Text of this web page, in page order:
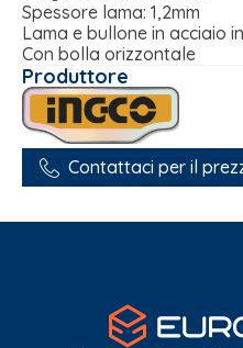
Spessore lama: 1,2mm
Lama e bullone in acciaio
Con bolla orizzontale
Produttore
Contattaci per il